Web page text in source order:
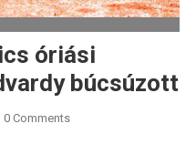
óriási
búcsúzott
0 Comments